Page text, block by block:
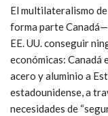
El multilateralismo
forma parte
EE. UU. conseguir
económicas:
acero y aluminio a
estadounidense, a
necesidades de